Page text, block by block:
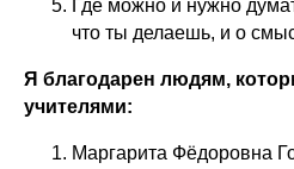
Где можно и нужно
что ты делаешь, и о
Я благодарен людям,
учителями:
Маргарита Фёдоровна